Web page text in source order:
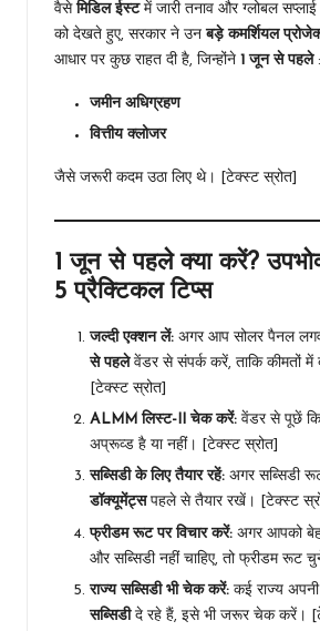
वैसेमिडिल ईस्टमें जारी तनाव और ग्लोबल
को देखते हुए, सरकार ने उनबड़े कमर्शियल
आधार पर कुछ राहत दी है, जिन्होंने 1 जून से पहले:
जमीन अधिग्रहण
वित्तीय क्लोजर
जैसे जरूरी कदम उठा लिए थे। [टेक्स्ट स्रोत]
1 जून से पहले क्या करें?
5 प्रैक्टिकल टिप्स
जल्दी एक्शन लें: अगर आप सोलर पैनल
से पहलेवेंडर से संपर्क करें, ताकि कीमतों में
[टेक्स्ट स्रोत]
ALMM लिस्ट-II चेक करें: वेंडर से पूछें
अप्रूव्ड है या नहीं। [टेक्स्ट स्रोत]
सब्सिडी के लिए तैयार रहें: अगर सब्सिडी
डॉक्यूमेंट्सपहले से तैयार रखें। [टेक्स्ट
फ्रीडम रूट पर विचार करें: अगर आपको
और सब्सिडी नहीं चाहिए, तो फ्रीडम रूट
राज्य सब्सिडी भी चेक करें: कई राज्य
सब्सिडीदे रहे हैं, इसे भी जरूर चेक करें।